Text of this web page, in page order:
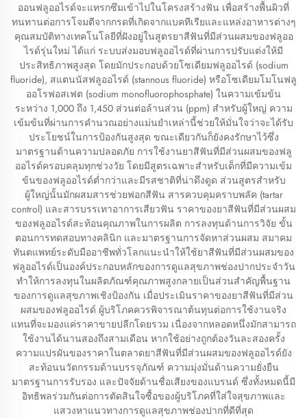
ออนฟลูออไรด์จะแทรกซึมเข้าไปในโครงสร้างฟัน เพื่อสร้างพื้นผิวที่
ทนทานต่อการโจมตีจากกรดที่เกิดจากแบคทีเรียและแหล่งอาหารต่างๆ
คุณสมบัติทางเทคโนโลยีที่ฝังอยู่ในสูตรยาสีฟันที่มีส่วนผสมของฟลูออ
ไรด์รุ่นใหม่ ได้แก่ ระบบส่งมอบฟลูออไรด์ที่ผ่านการปรับแต่งให้มี
ประสิทธิภาพสูงสุด โดยมักประกอบด้วยโซเดียมฟลูออไรด์ (sodium
fluoride), สแตนนัสฟลูออไรด์ (stannous fluoride) หรือโซเดียมโมโนฟลู
ออโรฟอสเฟต (sodium monofluorophosphate) ในความเข้มข้น
ระหว่าง 1,000 ถึง 1,450 ส่วนต่อล้านส่วน (ppm) สำหรับผู้ใหญ่ ความ
เข้มข้นที่ผ่านการคำนวณอย่างแม่นยำเหล่านี้ช่วยให้มั่นใจว่าจะได้รับ
ประโยชน์ในการป้องกันสูงสุด ขณะเดียวกันก็ยังคงรักษาไว้ซึ่ง
มาตรฐานด้านความปลอดภัย การใช้งานยาสีฟันที่มีส่วนผสมของฟลู
ออไรด์ครอบคลุมทุกช่วงวัย โดยมีสูตรเฉพาะสำหรับเด็กที่มีความเข้ม
ข้นของฟลูออไรด์ต่ำกว่าและมีรสชาติที่น่าดึงดูด ส่วนสูตรสำหรับ
ผู้ใหญ่นั้นมักผสมสารช่วยฟอกสีฟัน สารควบคุมคราบพลัค (tartar
control) และสารบรรเทาอาการเสียวฟัน ราคาของยาสีฟันที่มีส่วนผสม
ของฟลูออไรด์สะท้อนคุณภาพในการผลิต การลงทุนด้านการวิจัย ขั้น
ตอนการทดสอบทางคลินิก และมาตรฐานการจัดหาส่วนผสม สมาคม
ทันตแพทย์ระดับมืออาชีพทั่วโลกแนะนำให้ใช้ยาสีฟันที่มีส่วนผสมของ
ฟลูออไรด์เป็นองค์ประกอบหลักของการดูแลสุขภาพช่องปากประจำวัน
ทำให้การลงทุนในผลิตภัณฑ์คุณภาพสูงกลายเป็นส่วนสำคัญพื้นฐาน
ของการดูแลสุขภาพเชิงป้องกัน เมื่อประเมินราคาของยาสีฟันที่มีส่วน
ผสมของฟลูออไรด์ ผู้บริโภคควรพิจารณาต้นทุนต่อการใช้งานจริง
แทนที่จะมองแค่ราคาขายปลีกโดยรวม เนื่องจากหลอดหนึ่งมักสามารถ
ใช้งานได้นานสองถึงสามเดือน หากใช้อย่างถูกต้องวันละสองครั้ง
ความแปรผันของราคาในตลาดยาสีฟันที่มีส่วนผสมของฟลูออไรด์ยัง
สะท้อนนวัตกรรมด้านบรรจุภัณฑ์ ความมุ่งมั่นด้านความยั่งยืน
มาตรฐานการรับรอง และปัจจัยด้านชื่อเสียงของแบรนด์ ซึ่งทั้งหมดนี้มี
อิทธิพลร่วมกันต่อการตัดสินใจซื้อของผู้บริโภคที่ใส่ใจสุขภาพและ
แสวงหาแนวทางการดูแลสุขภาพช่องปากที่ดีที่สุด